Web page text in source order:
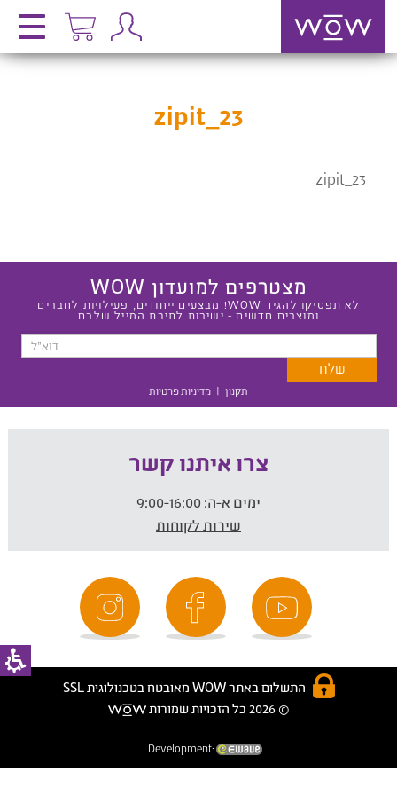
zipit_23
zipit_23
מצטרפים למועדון WOW
לא תפסיקו להגיד WOW! מבצעים ייחודים, פעילויות לחברים
ומוצרים חדשים - ישירות לתיבת המייל שלכם
תקנון | מדיניות פרטיות
צרו איתנו קשר
ימים א-ה:
שירות לקוחות
התשלום באתר WOW מאובטח בטכנולוגית SSL
© 2026 כל הזכויות שמורות
Development: